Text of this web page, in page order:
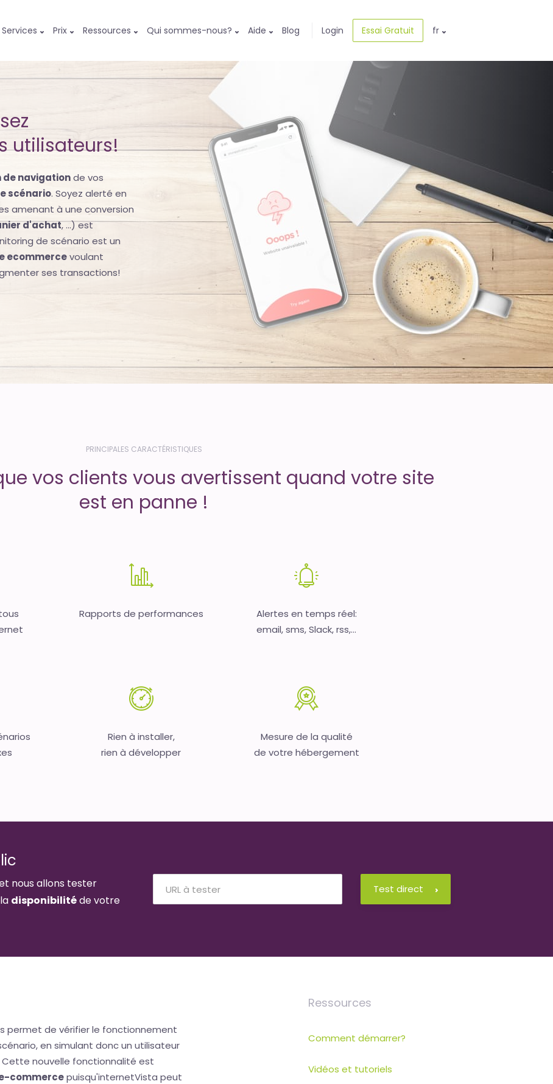
Services Prix Ressources Qui sommes-nous? Aide Blog Login Essai Gratuit fr
utilisateurs!
de navigationde vos
scénario. Soyez alerté en
amenant à une conversion
d'achat, ...) est
de scénario est un
ecommercevoulant
ses transactions!
PRINCIPALES CARACTÉRISTIQUES
vos clients vous avertissent quand votre site
est en panne !
Rapports de performances
Alertes en temps réel:
email, sms, Slack, rss,...
Rien à installer,
rien à développer
Mesure de la qualité
de votre hébergement
nous allons tester
disponibilitéde votre
Test direct
permet de vérifier le fonctionnement
en simulant donc un utilisateur
nouvelle fonctionnalité est
commercepuisqu'internetVista peut
Ressources
Comment démarrer?
Vidéos et tutoriels